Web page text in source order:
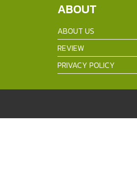
ABOUT
ABOUT US
REVIEW
PRIVACY POLICY